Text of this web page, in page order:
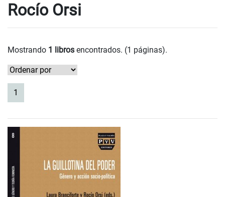
Rocío Orsi
Mostrando 1 libros encontrados. (1 páginas).
1